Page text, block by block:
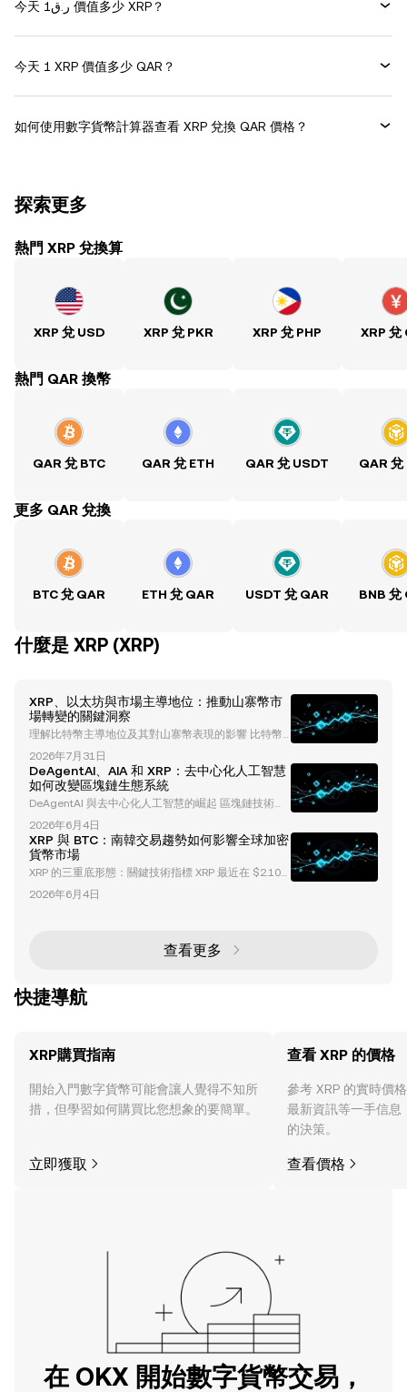
今天 ر.ق1 價值多少 XRP？
今天 1 XRP 價值多少 QAR？
如何使用數字貨幣計算器查看 XRP 兌換 QAR 價格？
探索更多
熱門 XRP 兌換算
XRP 兌 USD XRP 兌 PKR XRP 兌 PHP XRP 兌
熱門 QAR 換幣
QAR 兌 BTC QAR 兌 ETH QAR 兌 USDT QAR 兌
ִִִִִִִִִִִִִִִִִִִִִִִִִִִִִִִִִִִִִִִִִִִִִִִִ更多 QAR 兌換
BTC 兌 QAR ETH 兌 QAR USDT 兌 QAR BNB 兌
什麼是 XRP (XRP)
XRP、以太坊與市場主導地位：推動山寨幣市
場轉變的關鍵洞察
理解比特幣主導地位及其對山寨幣表現的影響 比特幣
主導地位一直是理解加密貨幣市場趨勢的重要指標。歷
史上，比特幣的主導地位反映了比特幣在整個加密貨幣
市場總市值中的佔比。截至目前，比特幣的主導地位已
下降至約 60-61%，這表明市場動態可能正在發生變
化。這一下降通常與資金流向山寨幣相關，為像 以太
坊（ETH） 和 XRP 這樣的資產創造了增長的機會。 當
比特幣的主導地位下降時，通常意味著投資者正在將資
金
2026年7月31日
DeAgentAI、AIA 和 XRP：去中心化人工智慧
如何改變區塊鏈生態系統
DeAgentAI 與去中心化人工智慧的崛起 區塊鏈技術與
人工智慧（AI）的融合正在徹底改變科技領域，催生出
創新的項目，重新定義我們與數位生態系統的互動方
式。其中一個開創性的計劃是 DeAgentAI ，這是一個
去中心化的 AI 代理基礎架構，旨在促進多個區塊鏈網
絡之間安全、可驗證且可擴展的互動。憑藉其原生代幣
AIA 以及顯著的市場表現，DeAgentAI 正在加速成為
2026年6月4日
XRP 與 BTC：南韓交易趨勢如何影響全球加密
貨幣市場
XRP 的三重底形態：關鍵技術指標 XRP 最近在 $2.10–
$2.15 的需求區域 內形成了 三重底形態 ，這表明可能
出現看漲反轉。這一高時間框架的技術指標顯示出賣壓
價格潛在向 $3 價位 或更高移動。 $3 價位既是心理障
礙，也是關鍵的技術阻力點。歷史數據顯示該價位存在
2026年6月4日
查看更多
快捷導航
XRP購買指南
開始入門數字貨幣可能會讓人覺得不知所
措，但學習如何購買比您想象的要簡單。
立即獲取
查看 XRP 的價格
參考 XRP 的實時價
最新資訊等一手信息
的決策。
查看價格
在 OKX 開始數字貨幣交易，